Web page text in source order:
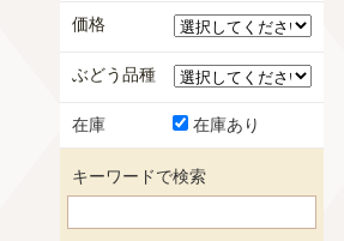
価格
ぶどう品種
在庫 在庫あり
キーワードで検索